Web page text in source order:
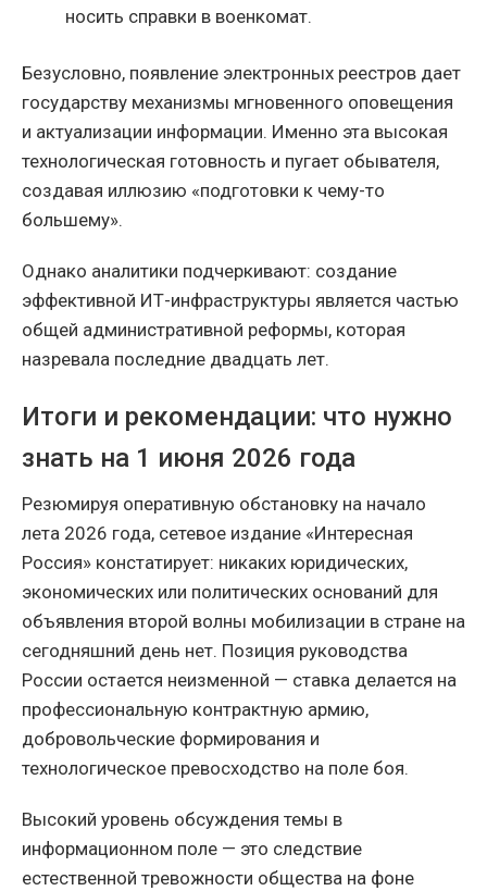
носить справки в военкомат.
Безусловно, появление электронных реестров дает
государству механизмы мгновенного оповещения
и актуализации информации. Именно эта высокая
технологическая готовность и пугает обывателя,
создавая иллюзию «подготовки к чему-то
большему».
Однако аналитики подчеркивают: создание
эффективной ИТ-инфраструктуры является частью
общей административной реформы, которая
назревала последние двадцать лет.
Итоги и рекомендации: что нужно
знать на 1 июня 2026 года
Резюмируя оперативную обстановку на начало
лета 2026 года, сетевое издание «Интересная
Россия» констатирует: никаких юридических,
экономических или политических оснований для
объявления второй волны мобилизации в стране на
сегодняшний день нет. Позиция руководства
России остается неизменной — ставка делается на
профессиональную контрактную армию,
добровольческие формирования и
технологическое превосходство на поле боя.
Высокий уровень обсуждения темы в
информационном поле — это следствие
естественной тревожности общества на фоне